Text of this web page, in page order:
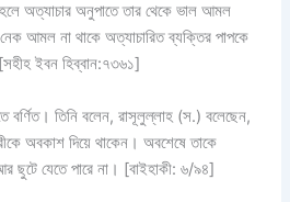
অত্যাচার অনুপাতে তার থেকে ভাল আমল
আমল না থাকে অত্যাচারিত ব্যক্তির পাপকে
ইবন হিব্বান:৭৩৬১]
তিনি বলেন, রাসূলুল্লাহ (স.) বলেছেন,
অবকাশ দিয়ে থাকেন। অবশেষে তাকে
ছুটে যেতে পারে না। [বাইহাকী: ৬/৯৪]